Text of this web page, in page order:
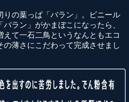
りの葉っぱ「バラン」。ビニール
ラン」がかまぼこになったら、
えて一石二鳥というなんともエコ
の薄さにこだわって完成させまし